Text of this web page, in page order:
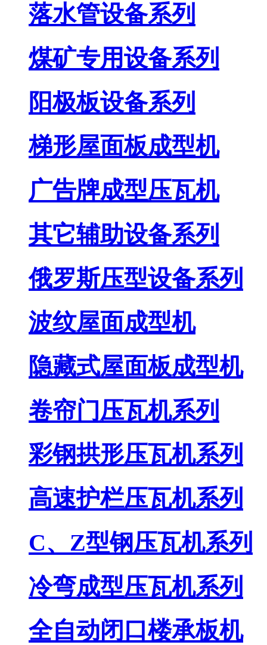
落水管设备系列
煤矿专用设备系列
阳极板设备系列
梯形屋面板成型机
广告牌成型压瓦机
其它辅助设备系列
俄罗斯压型设备系列
波纹屋面成型机
隐藏式屋面板成型机
卷帘门压瓦机系列
彩钢拱形压瓦机系列
高速护栏压瓦机系列
C、Z型钢压瓦机系列
冷弯成型压瓦机系列
全自动闭口楼承板机